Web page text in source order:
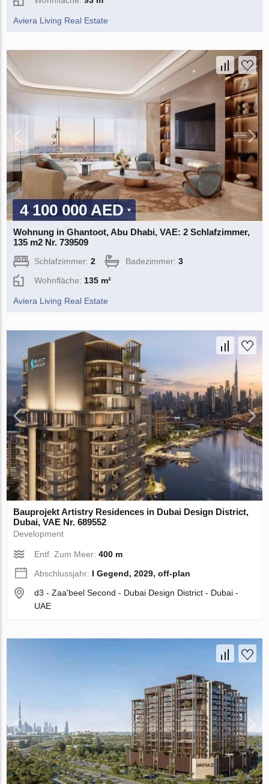
Aviera Living Real Estate
4 100 000 AED
Wohnung in Ghantoot, Abu Dhabi, VAE: 2 Schlafzimmer,
135 m2 Nr. 739509
Schlafzimmer:2 Badezimmer:3
Wohnfläche: 135 m²
Aviera Living Real Estate
Bauprojekt Artistry Residences in Dubai Design District,
Dubai, VAE Nr. 689552
Development
Entf. Zum Meer:400 m
Abschlussjahr: I Gegend, 2029, off-plan
d3 - Zaa'beel Second - Dubai Design District - Dubai -
UAE